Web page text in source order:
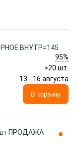
ВНУТР=145
95%
>20 шт.
13 - 16 августа
В корзину
ПРОДАЖА